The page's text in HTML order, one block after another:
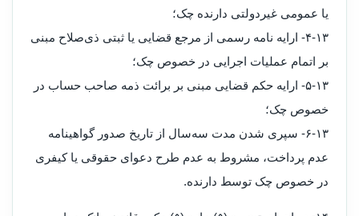
یا عمومی غیردولتی دارنده چک؛
۱۳‏-۴‏- ارایه نامه رسمی از مرجع قضایی یا ثبتی ذی‌صلاح مبنی
بر اتمام عملیات اجرایی در خصوص چک؛
۱۳‏-۵‏- ارایه حکم قضایی مبنی بر برائت ذمه صاحب حساب در
خصوص چک؛
۱۳‏-۶‏- سپری شدن مدت سه‌سال از تاریخ صدور گواهینامه
عدم پرداخت، مشروط به عدم طرح دعوای حقوقی یا کیفری
در خصوص چک توسط دارنده.